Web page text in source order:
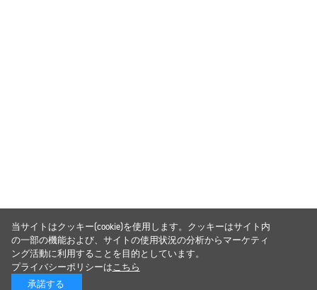
当サイトはクッキー(cookie)を使用します。クッキーはサイト内
の一部の機能および、サイトの使用状況の分析からマーケティ
ング活動に利用することを目的としています。
プライバシーポリシーはこちら
承諾する